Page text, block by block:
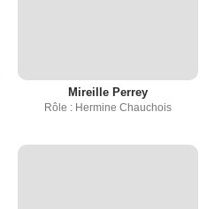
Mireille Perrey
Rôle : Hermine Chauchois